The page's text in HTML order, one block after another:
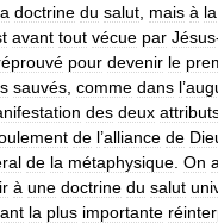
doctrine du salut mais à la
avant tout vécue par Jésus
pour devenir le
sauvés comme dans l’
des deux
de l’alliance de
de la métaphysique On a
à une doctrine du salut
la plus importante